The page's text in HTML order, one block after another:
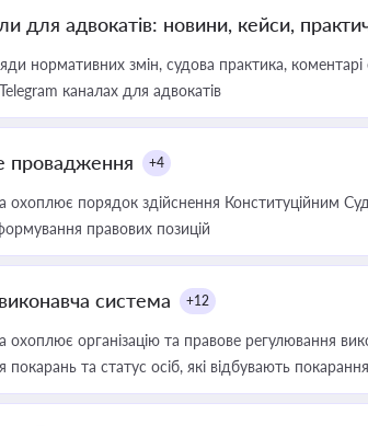
для адвокатів: новини, кейси,
нормативних змін, судова практика,
каналах для адвокатів
провадження +4
охоплює порядок здійснення Конституційним
правових позицій
система +12
охоплює організацію та правове регулювання
покарань та статус осіб, які відбувають покарання